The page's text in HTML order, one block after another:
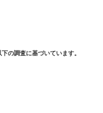
の調査に基づいています。